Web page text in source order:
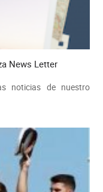
News Letter
noticias de nuestro